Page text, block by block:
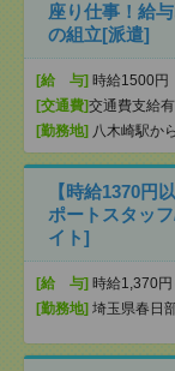
座り仕事！給
の組立[派遣]
[給 与] 時給1500円
[交通費]交通費支給有
[勤務地] 八木崎駅か
【時給1370円
ポートスタッ
イト]
[給 与] 時給1,370円
[勤務地] 埼玉県春日